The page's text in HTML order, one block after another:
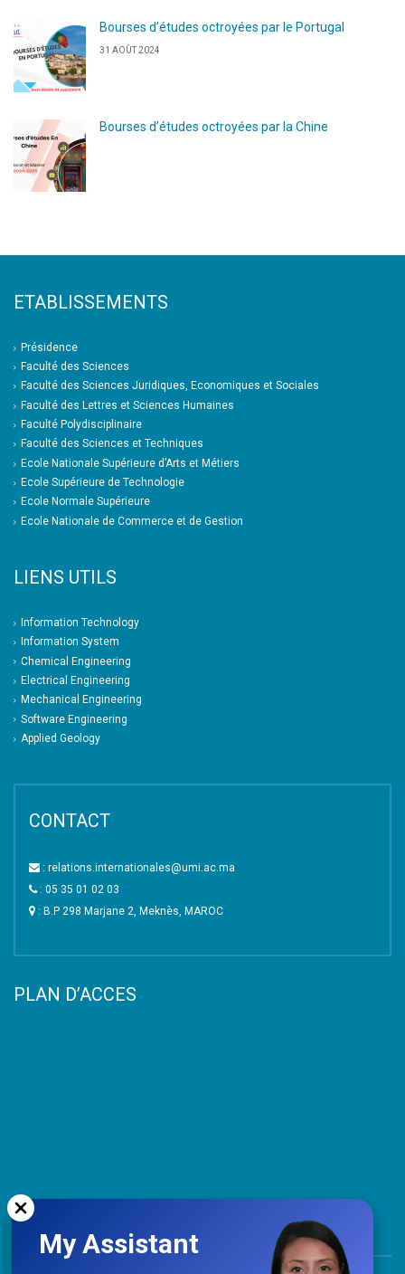
Bourses d’études octroyées par le Portugal
31 AOÛT 2024
Bourses d’études octroyées par la Chine
ETABLISSEMENTS
Présidence
Faculté des Sciences
Faculté des Sciences Juridiques, Economiques et Sociales
Faculté des Lettres et Sciences Humaines
Faculté Polydisciplinaire
Faculté des Sciences et Techniques
Ecole Nationale Supérieure d’Arts et Métiers
Ecole Supérieure de Technologie
Ecole Normale Supérieure
Ecole Nationale de Commerce et de Gestion
LIENS UTILS
Information Technology
Information System
Chemical Engineering
Electrical Engineering
Mechanical Engineering
Software Engineering
Applied Geology
CONTACT
: relations.internationales@umi.ac.ma
: 05 35 01 02 03
: B.P 298 Marjane 2, Meknès, MAROC
PLAN D’ACCES
TOP
My Assistant